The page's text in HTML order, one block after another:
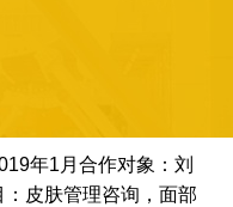
年1月合作对象：刘
皮肤管理咨询，面部